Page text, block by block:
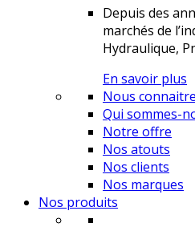
Depuis des
marchés de
Hydraulique,
En savoir plus
Nous connaitre
Qui sommes-
Notre offre
Nos atouts
Nos clients
Nos marques
Nos produits